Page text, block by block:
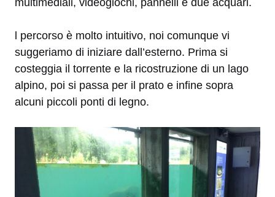
multimediali, videogiochi, pannelli e due acquari.
l percorso è molto intuitivo, noi comunque vi
suggeriamo di iniziare dall’esterno. Prima si
costeggia il torrente e la ricostruzione di un lago
alpino, poi si passa per il prato e infine sopra
alcuni piccoli ponti di legno.